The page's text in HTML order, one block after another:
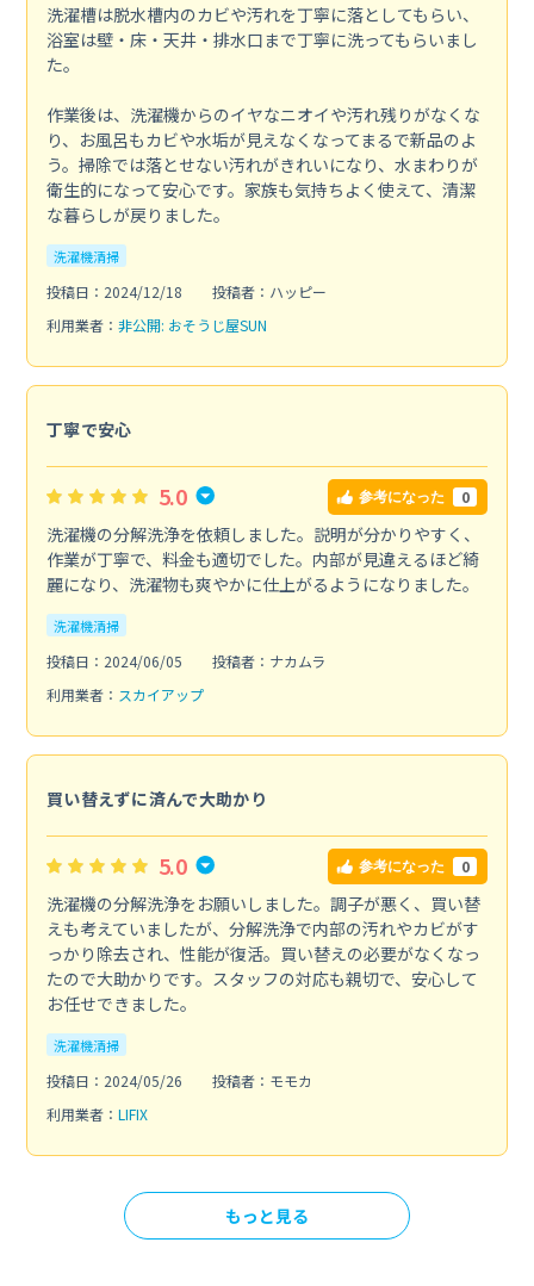
洗濯槽は脱水槽内のカビや汚れを丁寧に落としてもらい、
浴室は壁・床・天井・排水口まで丁寧に洗ってもらいまし
た。
作業後は、洗濯機からのイヤなニオイや汚れ残りがなくな
り、お風呂もカビや水垢が見えなくなってまるで新品のよ
う。掃除では落とせない汚れがきれいになり、水まわりが
衛生的になって安心です。家族も気持ちよく使えて、清潔
な暮らしが戻りました。
洗濯機清掃
投稿日：2024/12/18
投稿者：ハッピー
利用業者： 非公開: おそうじ屋SUN
丁寧で安心
5.0 参考になった 0
洗濯機の分解洗浄を依頼しました。説明が分かりやすく、
作業が丁寧で、料金も適切でした。内部が見違えるほど綺
麗になり、洗濯物も爽やかに仕上がるようになりました。
洗濯機清掃
投稿日：2024/06/05
投稿者：ナカムラ
利用業者： スカイアップ
買い替えずに済んで大助かり
5.0 参考になった 0
洗濯機の分解洗浄をお願いしました。調子が悪く、買い替
えも考えていましたが、分解洗浄で内部の汚れやカビがす
っかり除去され、性能が復活。買い替えの必要がなくなっ
たので大助かりです。スタッフの対応も親切で、安心して
お任せできました。
洗濯機清掃
投稿日：2024/05/26
投稿者：モモカ
利用業者： LIFIX
もっと見る